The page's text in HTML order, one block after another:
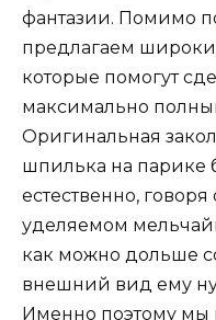
фантазии. Помимо
предлагаем
которые помогут
максимально
Оригинальная
шпилька на парике
естественно,
уделяемом
как можно дольше
внешний вид ему
Именно поэтому мы